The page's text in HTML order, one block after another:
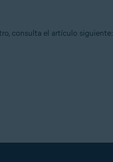
consulta el artículo siguiente: